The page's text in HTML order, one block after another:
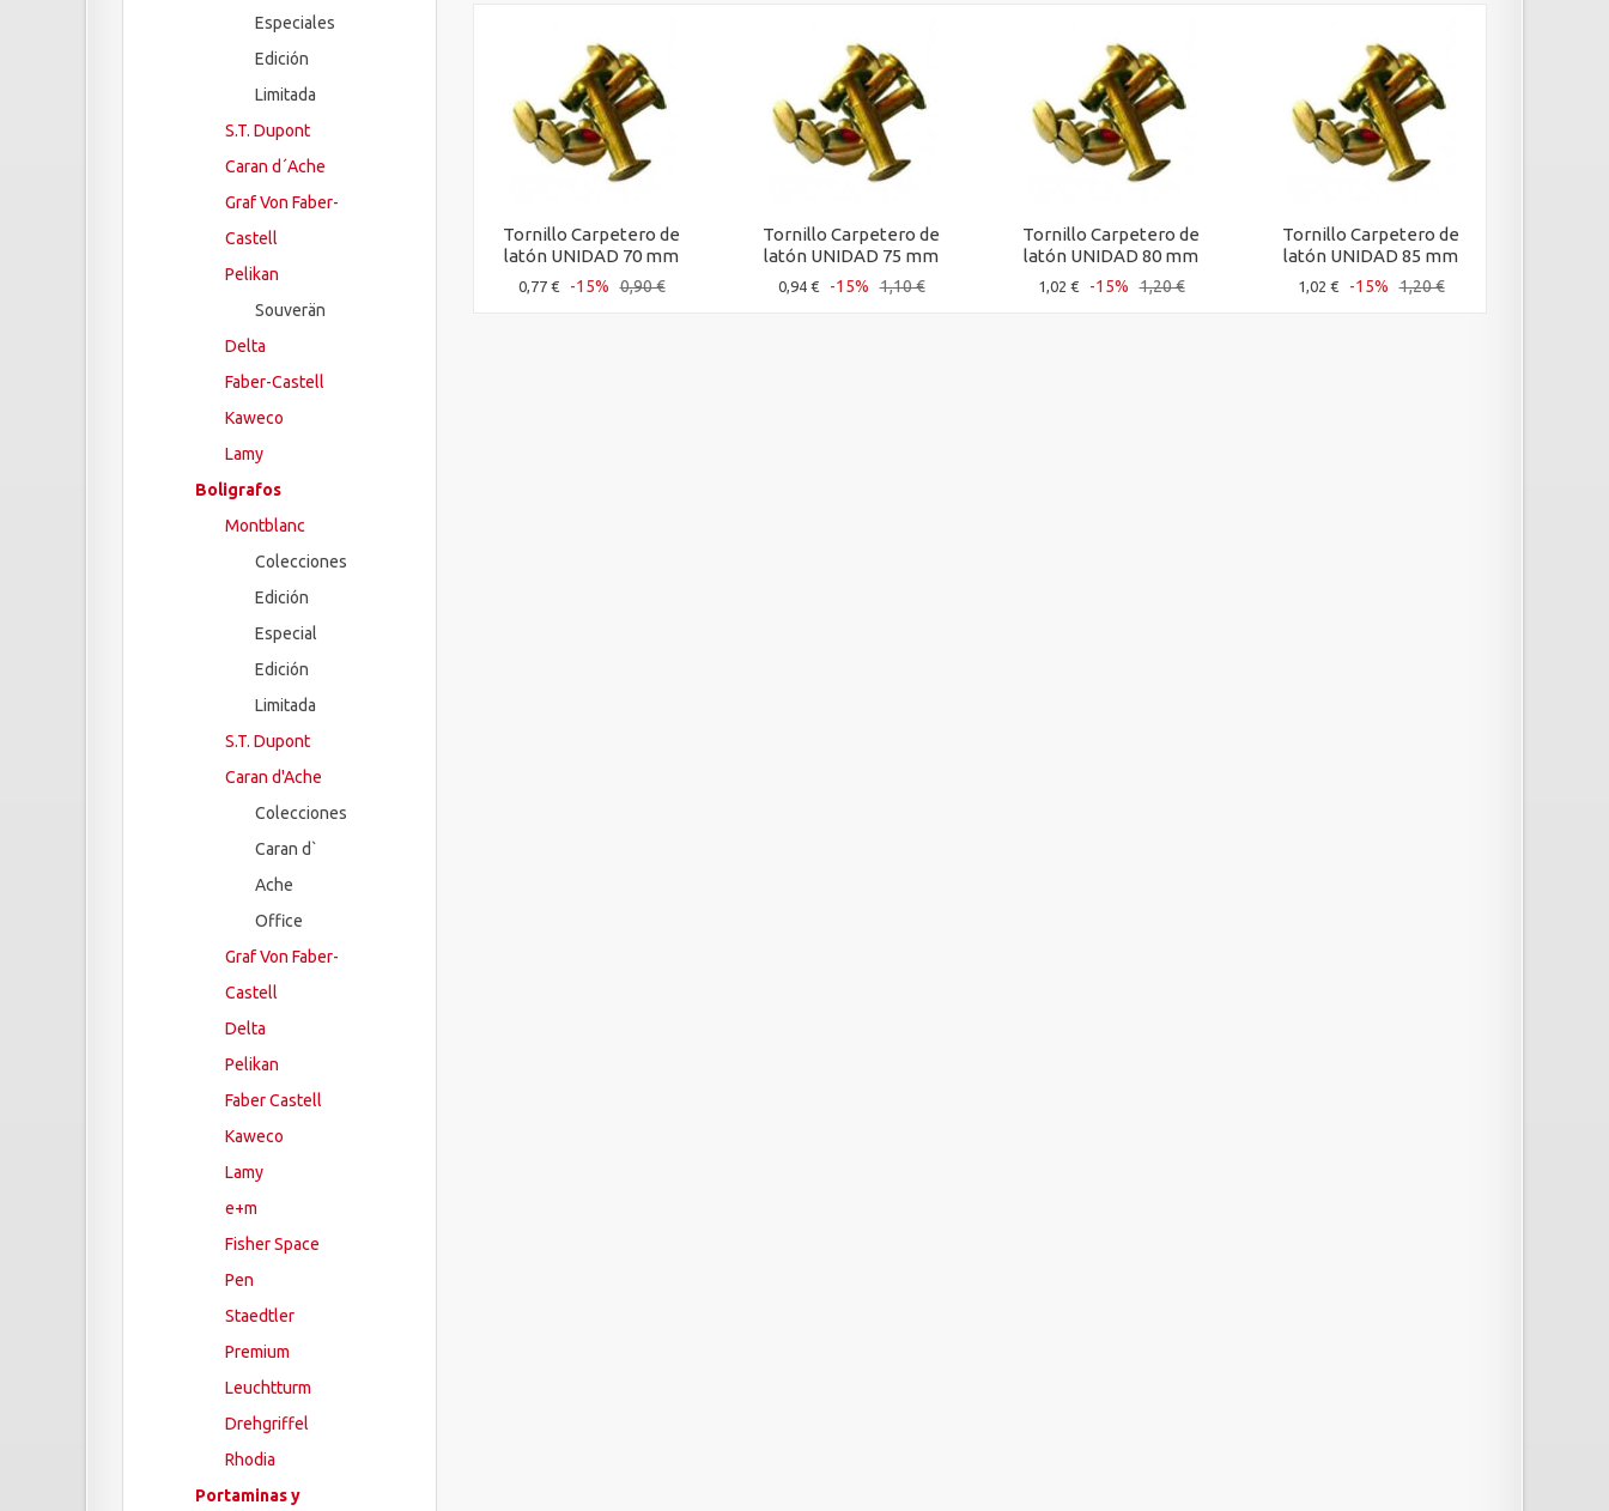
Especiales
Edición
Limitada
S.T. Dupont
Caran d´Ache
Graf Von Faber-
Castell
Pelikan
Souverän
Delta
Faber-Castell
Kaweco
Lamy
Boligrafos
Montblanc
Colecciones
Edición
Especial
Edición
Limitada
S.T. Dupont
Caran d'Ache
Colecciones
Caran d`
Ache
Office
Graf Von Faber-
Castell
Delta
Pelikan
Faber Castell
Kaweco
Lamy
e+m
Fisher Space
Pen
Staedtler
Premium
Leuchtturm
Drehgriffel
Rhodia
Portaminas y
Tornillo Carpetero de
latón UNIDAD 70 mm
0,77 € -15% 0,90 €
Tornillo Carpetero de
latón UNIDAD 75 mm
0,94 € -15% 1,10 €
Tornillo Carpetero de
latón UNIDAD 80 mm
1,02 € -15% 1,20 €
Tornillo Carpetero de
latón UNIDAD 85 mm
1,02 € -15% 1,20 €